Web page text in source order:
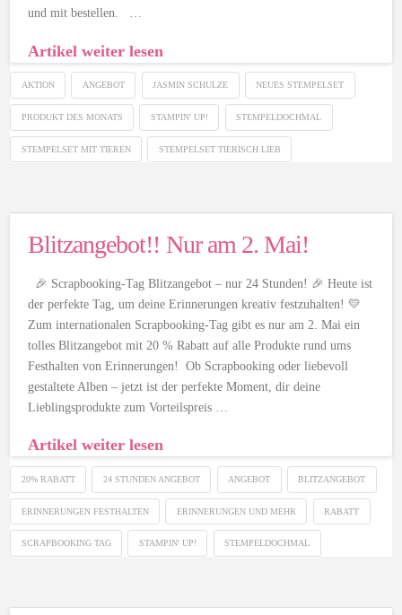
und mit bestellen. …
Artikel weiter lesen
AKTION ANGEBOT JASMIN SCHULZE NEUES STEMPELSET
PRODUKT DES MONATS STAMPIN' UP! STEMPELDOCHMAL
STEMPELSET MIT TIEREN STEMPELSET TIERISCH LIEB
Blitzangebot!! Nur am 2. Mai!
🎉 Scrapbooking-Tag Blitzangebot – nur 24 Stunden! 🎉 Heute ist
der perfekte Tag, um deine Erinnerungen kreativ festzuhalten! 💛
Zum internationalen Scrapbooking-Tag gibt es nur am 2. Mai ein
tolles Blitzangebot mit 20 % Rabatt auf alle Produkte rund ums
Festhalten von Erinnerungen! Ob Scrapbooking oder liebevoll
gestaltete Alben – jetzt ist der perfekte Moment, dir deine
Lieblingsprodukte zum Vorteilspreis …
Artikel weiter lesen
20% RABATT 24 STUNDEN ANGEBOT ANGEBOT BLITZANGEBOT
ERINNERUNGEN FESTHALTEN ERINNERUNGEN UND MEHR RABATT
SCRAPBOOKING TAG STAMPIN' UP! STEMPELDOCHMAL